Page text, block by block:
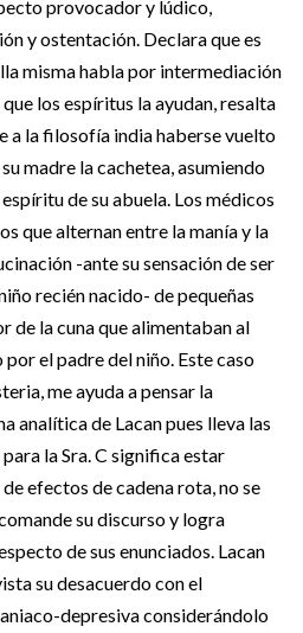
provocador y lúdico,
y ostentación. Declara que es
misma habla por intermediación
los espíritus la ayudan, resalta
a la filosofía india haberse vuelto
madre la cachetea, asumiendo
de su abuela. Los médicos
que alternan entre la manía y la
-ante su sensación de ser
recién nacido- de pequeñas
de la cuna que alimentaban al
el padre del niño. Este caso
me ayuda a pensar la
analítica de Lacan pues lleva las
la Sra. C significa estar
efectos de cadena rota, no se
su discurso y logra
de sus enunciados. Lacan
su desacuerdo con el
depresiva considerándolo